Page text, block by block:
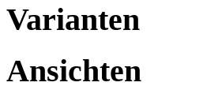
Varianten
Ansichten